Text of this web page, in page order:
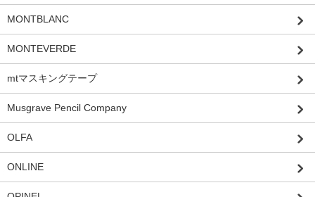
MONTBLANC
MONTEVERDE
mtマスキングテープ
Musgrave Pencil Company
OLFA
ONLINE